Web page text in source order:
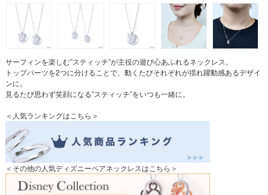
サーフィンを楽しむ”スティッチ”が主役の遊び心あふれるネックレス。
トップパーツを2つに分けることで、動くたびそれぞれが揺れ躍動感あるデザイ
ンに。
見るたび思わず笑顔になる”スティッチ”をいつも一緒に。
＜人気ランキングはこちら＞
＜その他の人気ディズニーペアネックレスはこちら＞